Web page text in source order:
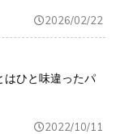
2026/02/22
はひと味違ったパ
2022/10/11